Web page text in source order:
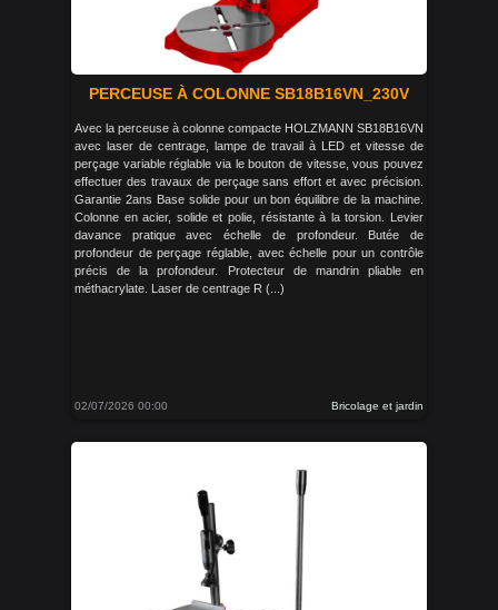
PERCEUSE À COLONNE SB18B16VN_230V
Avec la perceuse à colonne compacte HOLZMANN SB18B16VN
avec laser de centrage, lampe de travail à LED et vitesse de
perçage variable réglable via le bouton de vitesse, vous pouvez
effectuer des travaux de perçage sans effort et avec précision.
Garantie 2ans Base solide pour un bon équilibre de la machine.
Colonne en acier, solide et polie, résistante à la torsion. Levier
davance pratique avec échelle de profondeur. Butée de
profondeur de perçage réglable, avec échelle pour un contrôle
précis de la profondeur. Protecteur de mandrin pliable en
méthacrylate. Laser de centrage R (...)
02/07/2026 00:00 Bricolage et jardin